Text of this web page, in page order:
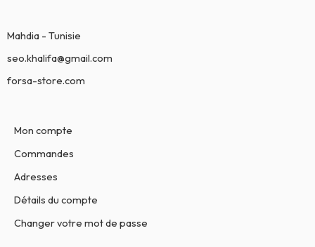
Mahdia - Tunisie
seo.khalifa@gmail.com
forsa-store.com
Mon compte
Commandes
Adresses
Détails du compte
Changer votre mot de passe